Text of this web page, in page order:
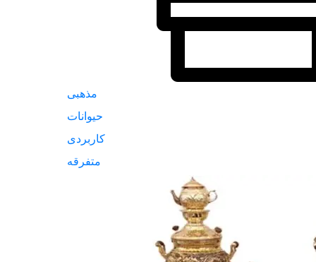
مذهبی
حیوانات
کاربردی
متفرقه